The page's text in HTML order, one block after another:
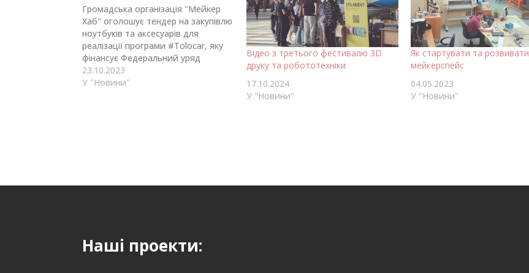
Громадська організація "Мейкер
Хаб" оголошує тендер на закупівлю
ноутбуків та аксесуарів для
реалізації програми #Tolocar, яку
фінансує Федеральний уряд
Німеччини. Ця ініціатива
виконується у співпраці з
23.10.2023
У "Новини"
Відео з третього фестивалю 3D
друку та робототехніки
17.10.2024
У "Новини"
Як стартувати та розвивати
мейкерспейс
04.05.2023
У "Новини"
Наші проекти: